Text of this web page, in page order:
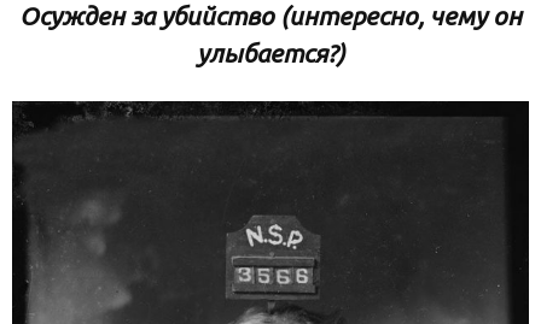
Осужден за убийство (интересно, чему он
улыбается?)